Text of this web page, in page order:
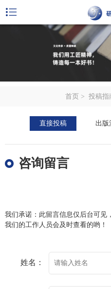
首页 > 投稿指
直接投稿 出版
咨询留言
我们承诺：此留言信息仅后台可见
我们的工作人员会及时查看的哟！
姓名：